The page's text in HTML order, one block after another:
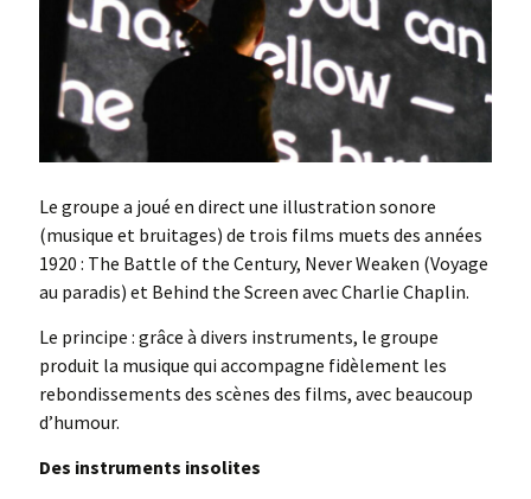
Le groupe a joué en direct une illustration sonore
(musique et bruitages) de trois films muets des années
1920 : The Battle of the Century, Never Weaken (Voyage
au paradis) et Behind the Screen avec Charlie Chaplin.
Le principe : grâce à divers instruments, le groupe
produit la musique qui accompagne fidèlement les
rebondissements des scènes des films, avec beaucoup
d’humour.
Des instruments insolites